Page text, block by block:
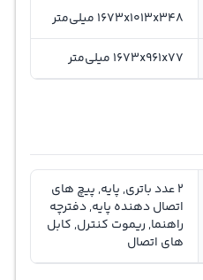
1673x1013x348 میلی‌متر
1673x961x77 میلی‌متر
2 عدد باتری, پایه, پیچ های
اتصال دهنده پایه, دفترچه
راهنما, ریموت کنترل, کابل
های اتصال